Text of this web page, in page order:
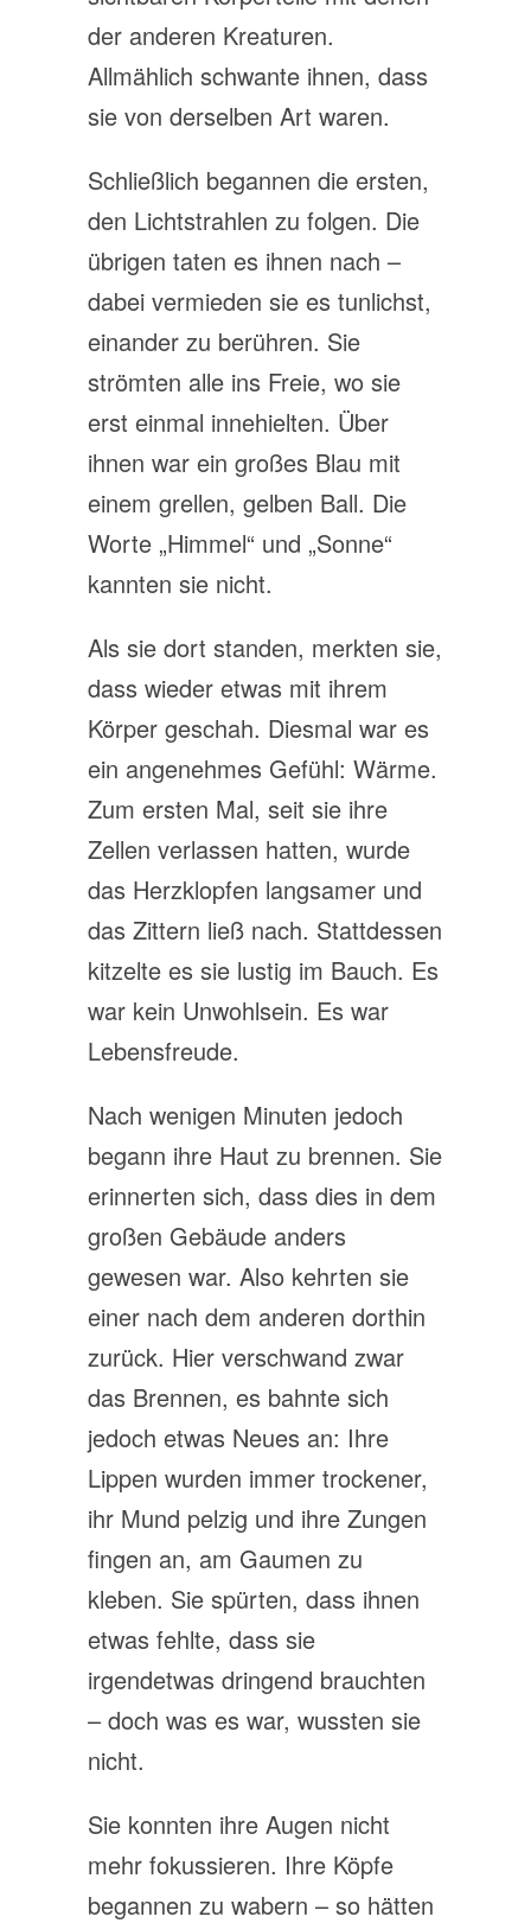
der anderen Kreaturen.
Allmählich schwante ihnen, dass
sie von derselben Art waren.
Schließlich begannen die ersten,
den Lichtstrahlen zu folgen. Die
übrigen taten es ihnen nach –
dabei vermieden sie es tunlichst,
einander zu berühren. Sie
strömten alle ins Freie, wo sie
erst einmal innehielten. Über
ihnen war ein großes Blau mit
einem grellen, gelben Ball. Die
Worte „Himmel“ und „Sonne“
kannten sie nicht.
Als sie dort standen, merkten sie,
dass wieder etwas mit ihrem
Körper geschah. Diesmal war es
ein angenehmes Gefühl: Wärme.
Zum ersten Mal, seit sie ihre
Zellen verlassen hatten, wurde
das Herzklopfen langsamer und
das Zittern ließ nach. Stattdessen
kitzelte es sie lustig im Bauch. Es
war kein Unwohlsein. Es war
Lebensfreude.
Nach wenigen Minuten jedoch
begann ihre Haut zu brennen. Sie
erinnerten sich, dass dies in dem
großen Gebäude anders
gewesen war. Also kehrten sie
einer nach dem anderen dorthin
zurück. Hier verschwand zwar
das Brennen, es bahnte sich
jedoch etwas Neues an: Ihre
Lippen wurden immer trockener,
ihr Mund pelzig und ihre Zungen
fingen an, am Gaumen zu
kleben. Sie spürten, dass ihnen
etwas fehlte, dass sie
irgendetwas dringend brauchten
– doch was es war, wussten sie
nicht.
Sie konnten ihre Augen nicht
mehr fokussieren. Ihre Köpfe
begannen zu wabern – so hätten